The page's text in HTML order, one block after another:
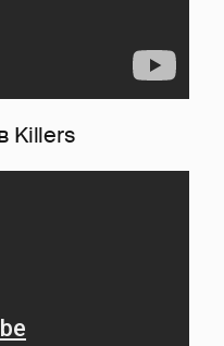
Killers